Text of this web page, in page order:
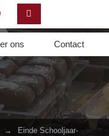
ons Contact
→
Einde Schooljaar-